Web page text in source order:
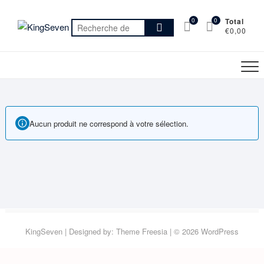
Recherche
pour :
0 Total
€0,00
0
Aucun produit ne correspond à votre sélection.
KingSeven| Designed by: Theme Freesia| © 2026 WordPress